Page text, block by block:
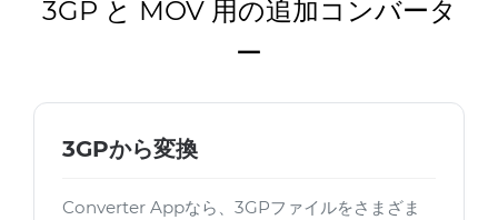
3GP と MOV 用の追加コンバータ
ー
3GPから変換
Converter Appなら、3GPファイルをさまざま